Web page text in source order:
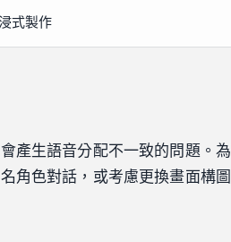
式製作
產生語音分配不一致的問題。
角色對話，或考慮更換畫面構圖